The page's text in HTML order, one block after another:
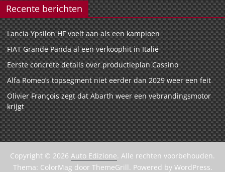
Recente berichten
Lancia Ypsilon HF voelt aan als een kampioen
FIAT Grande Panda al een verkoophit in Italië
Eerste concrete details over productieplan Cassino
Alfa Romeo’s topsegment niet eerder dan 2029 weer een feit
Olivier François zegt dat Abarth weer een vebrandingsmotor
krijgt
Copyright © 2026 Auto Edizione. Alle rechten voorbehouden.
Thema: ColorMag door ThemeGrill. Powered by WordPress.